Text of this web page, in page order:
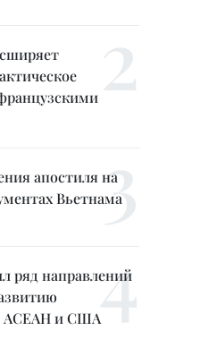
апостиля на
Вьетнама
ряд направлений
АСЕАН и США